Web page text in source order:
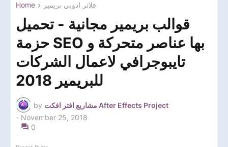
Home فلاتر ادوبي بريمير
قوالب بريمير مجانية - تحميل
حزمة SEO بها عناصر متحركة و
تايبوجرافي لاعمال الشركات
للبريمير 2018
by
مشاريع افتر افكت After Effects Project
- November 25, 2018
0